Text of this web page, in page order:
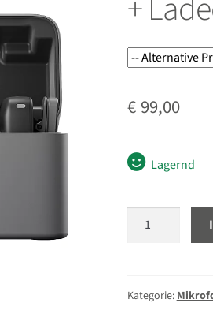
+
€ 99,00
Lagernd
Sender
Kategorie: